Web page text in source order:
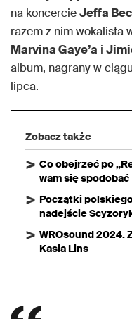
na koncercieJeffa
razem z nim wokalista
Marvina Gaye’a i
album, nagrany w
lipca.
Zobacz także
Co obejrzeć po
wam się spodobać
Początki
nadejście
WROsound 2024.
Kasia Lins